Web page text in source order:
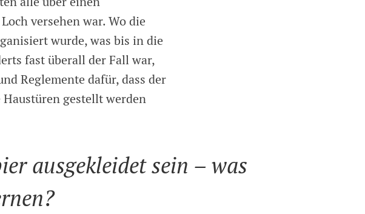
versehen war. Wo die
wurde, was bis in die
fast überall der Fall war,
Reglemente dafür, dass der
gestellt werden
ausgekleidet sein – was